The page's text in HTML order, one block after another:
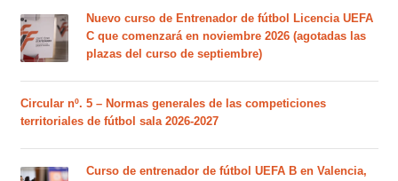
Nuevo curso de Entrenador de fútbol Licencia UEFA
C que comenzará en noviembre 2026 (agotadas las
plazas del curso de septiembre)
Circular nº. 5 – Normas generales de las competiciones
territoriales de fútbol sala 2026-2027
Curso de entrenador de fútbol UEFA B en Valencia,